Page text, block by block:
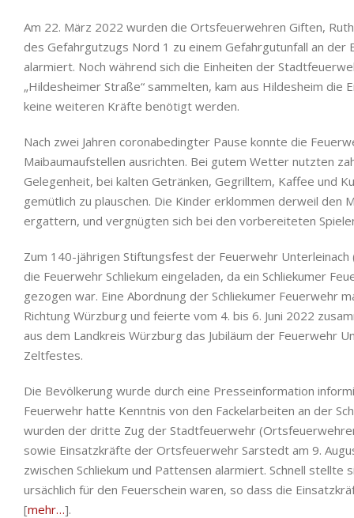
Am 22. März 2022 wurden die Ortsfeuerwehren Giften,
des Gefahrgutzugs Nord 1 zu einem Gefahrgutunfall an der
alarmiert. Noch während sich die Einheiten der
„Hildesheimer Straße“ sammelten, kam aus Hildesheim die
keine weiteren Kräfte benötigt werden.
Nach zwei Jahren coronabedingter Pause konnte die
Maibaumaufstellen ausrichten. Bei gutem Wetter nutzten
Gelegenheit, bei kalten Getränken, Gegrilltem, Kaffee und
gemütlich zu plauschen. Die Kinder erklommen derweil den
ergattern, und vergnügten sich bei den vorbereiteten
Zum 140-jährigen Stiftungsfest der Feuerwehr Unterleinach
die Feuerwehr Schliekum eingeladen, da ein Schliekumer
gezogen war. Eine Abordnung der Schliekumer Feuerwehr
Richtung Würzburg und feierte vom 4. bis 6. Juni 2022
aus dem Landkreis Würzburg das Jubiläum der Feuerwehr
Zeltfestes.
Die Bevölkerung wurde durch eine Presseinformation
Feuerwehr hatte Kenntnis von den Fackelarbeiten an der
wurden der dritte Zug der Stadtfeuerwehr
sowie Einsatzkräfte der Ortsfeuerwehr Sarstedt am 9.
zwischen Schliekum und Pattensen alarmiert. Schnell stellte
ursächlich für den Feuerschein waren, so dass die
[mehr…].